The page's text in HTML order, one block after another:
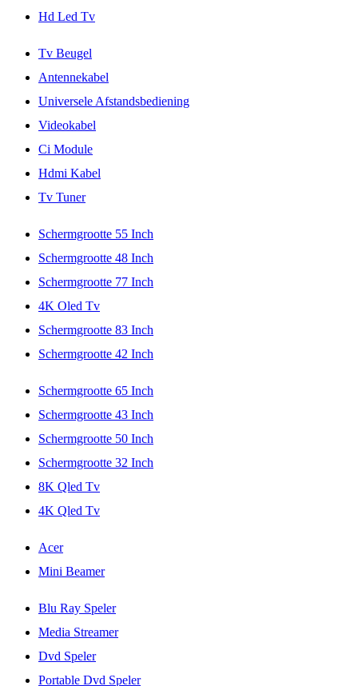
Hd Led Tv
Tv Beugel
Antennekabel
Universele Afstandsbediening
Videokabel
Ci Module
Hdmi Kabel
Tv Tuner
Schermgrootte 55 Inch
Schermgrootte 48 Inch
Schermgrootte 77 Inch
4K Oled Tv
Schermgrootte 83 Inch
Schermgrootte 42 Inch
Schermgrootte 65 Inch
Schermgrootte 43 Inch
Schermgrootte 50 Inch
Schermgrootte 32 Inch
8K Qled Tv
4K Qled Tv
Acer
Mini Beamer
Blu Ray Speler
Media Streamer
Dvd Speler
Portable Dvd Speler